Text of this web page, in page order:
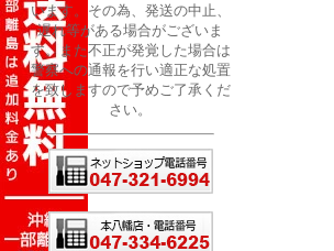
います。その為、発送の中止、
遅れ等がある場合がございま
す。また不正が発覚した場合は
警察への通報を行い適正な処置
を致しますので予めご了承くだ
さい。